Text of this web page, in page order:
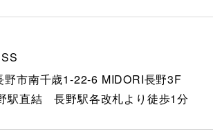
野市南千歳1-22-6 MIDORI長野3F
駅直結 長野駅各改札より徒歩1分